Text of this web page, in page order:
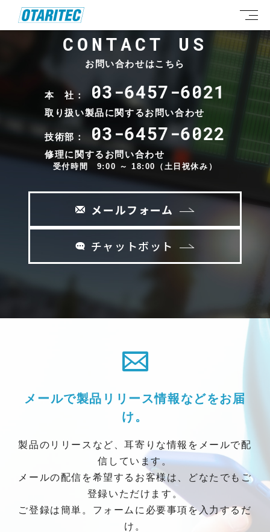
CONTACT US
お問い合わせはこちら
本 社： 03-6457-6021
取り扱い製品に関するお問い合わせ
技術部： 03-6457-6022
修理に関するお問い合わせ
受付時間 9:00 ～ 18:00（土日祝休み）
メールフォーム
チャットボット
メールで製品リリース情報などをお届
け。
製品のリリースなど、耳寄りな情報をメールで配
信しています。
メールの配信を希望するお客様は、どなたでもご
登録いただけます。
ご登録は簡単。フォームに必要事項を入力するだ
け。